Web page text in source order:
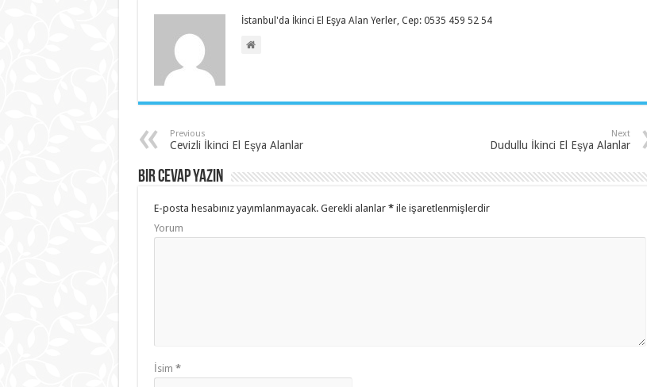
İstanbul'da İkinci El Eşya Alan Yerler, Cep: 0535 459 52 54
Previous
Cevizli İkinci El Eşya Alanlar
Next
Dudullu İkinci El Eşya Alanlar
Bir cevap yazın
E-posta hesabınız yayımlanmayacak.Gerekli alanlar *ile işaretlenmişlerdir
Yorum
İsim *